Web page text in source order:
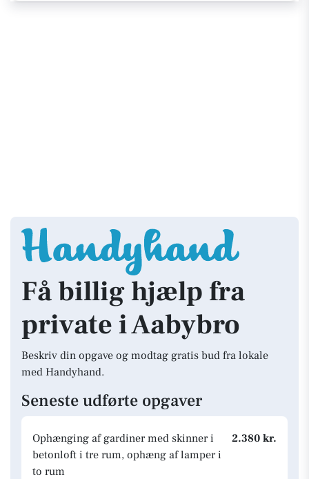
Få billig hjælp fra
private i Aabybro
Beskriv din opgave og modtag gratis bud fra lokale
med Handyhand.
Seneste udførte opgaver
Ophænging af gardiner med skinner i
betonloft i tre rum, ophæng af lamper i
to rum
2.380 kr.